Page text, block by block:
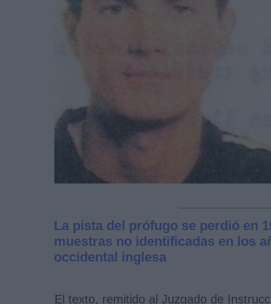
La pista del prófugo se perdió en
muestras no identificadas en los
occidental inglesa
El texto, remitido al Juzgado de